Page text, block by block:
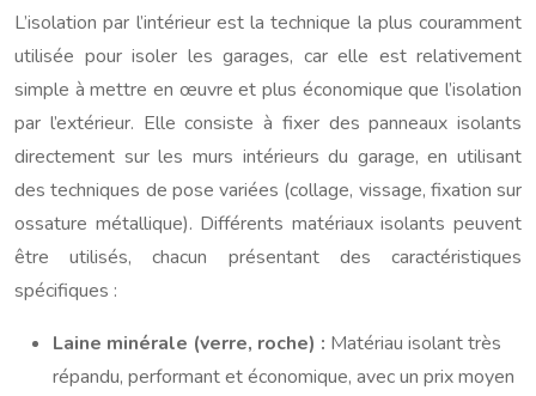
L’isolation par l’intérieur est la technique la plus couramment
utilisée pour isoler les garages, car elle est relativement
simple à mettre en œuvre et plus économique que l’isolation
par l’extérieur. Elle consiste à fixer des panneaux isolants
directement sur les murs intérieurs du garage, en utilisant
des techniques de pose variées (collage, vissage, fixation sur
ossature métallique). Différents matériaux isolants peuvent
être utilisés, chacun présentant des caractéristiques
spécifiques :
Laine minérale (verre, roche) : Matériau isolant très
répandu, performant et économique, avec un prix moyen